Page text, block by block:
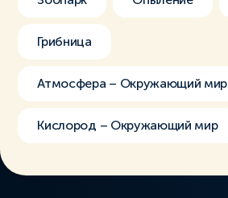
Грибница
Атмосфера – Окружающий мир
Кислород – Окружающий мир